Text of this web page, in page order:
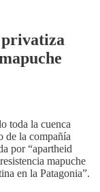
toda la cuenca
de la compañía
por “apartheid
mapuche
en la Patagonia”.